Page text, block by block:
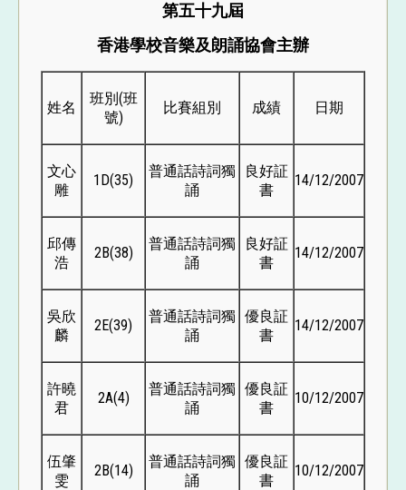
第五十九屆
香港學校音樂及朗誦協會主辦
姓名
班別(班
號)
比賽組別 成績 日期
文心
雕
1D(35)
普通話詩詞獨
誦
良好証
書
14/12/2007
邱傳
浩
2B(38)
普通話詩詞獨
誦
良好証
書
14/12/2007
吳欣
麟
2E(39)
普通話詩詞獨
誦
優良証
書
14/12/2007
許曉
君
2A(4)
普通話詩詞獨
誦
優良証
書
10/12/2007
伍肇
雯
2B(14)
普通話詩詞獨
誦
優良証
書
10/12/2007